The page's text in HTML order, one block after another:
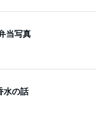
当写真
水の話